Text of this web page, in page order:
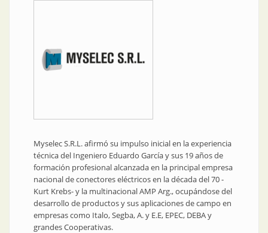
Myselec S.R.L. afirmó su impulso inicial en la experiencia
técnica del Ingeniero Eduardo García y sus 19 años de
formación profesional alcanzada en la principal empresa
nacional de conectores eléctricos en la década del 70 -
Kurt Krebs- y la multinacional AMP Arg., ocupándose del
desarrollo de productos y sus aplicaciones de campo en
empresas como Italo, Segba, A. y E.E, EPEC, DEBA y
grandes Cooperativas.